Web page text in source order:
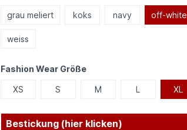
grau meliert koks navy off-white
weiss
Fashion Wear Größeauswählen
XS S M L XL
Bestickung (hier klicken)